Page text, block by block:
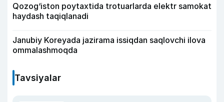
Qozog‘iston poytaxtida trotuarlarda elektr samokat
haydash taqiqlanadi
Janubiy Koreyada jazirama issiqdan saqlovchi ilova
ommalashmoqda
Tavsiyalar